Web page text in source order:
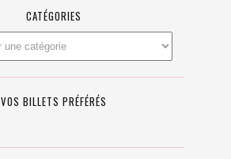
CATÉGORIES
VOS BILLETS PRÉFÉRÉS